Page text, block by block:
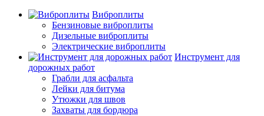
Виброплиты
Бензиновые виброплиты
Дизельные виброплиты
Электрические виброплиты
Инструмент для
дорожных работ
Грабли для асфальта
Лейки для битума
Утюжки для швов
Захваты для бордюра